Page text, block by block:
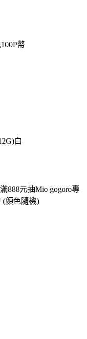
幣
白
888元抽Mio gogoro專
(顏色隨機)